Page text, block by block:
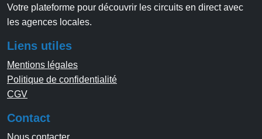
Votre plateforme pour découvrir les circuits en direct avec
les agences locales.
Liens utiles
Mentions légales
Politique de confidentialité
CGV
Contact
Nous contacter